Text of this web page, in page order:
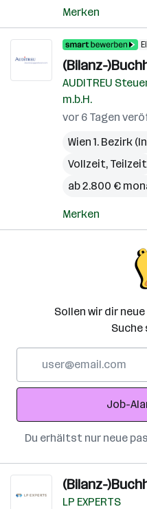
Merken
(Bilanz-
AUDITREU
m.b.H.
vor 6 Tagen
Wien 1. Bezirk
Vollzeit, Teilzeit
ab 2.800 €
Merken
Sollen wir dir
Suche
Adresse
Job-
Du erhältst nur neue
(Bilanz-
LP EXPERTS